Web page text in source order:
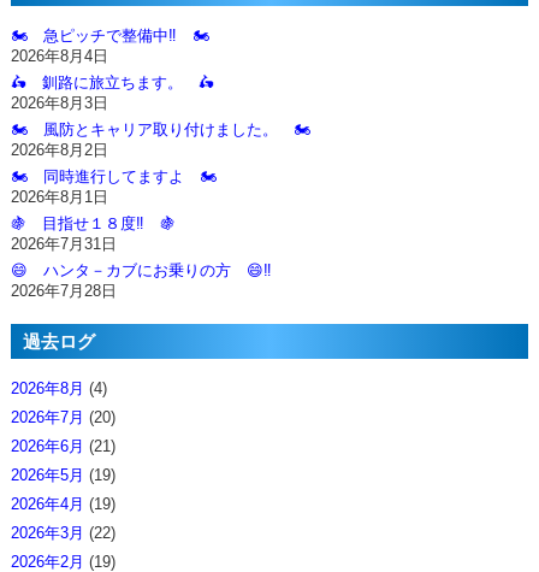
🏍️ 急ピッチで整備中‼️ 🏍️
2026年8月4日
🛵 釧路に旅立ちます。 🛵
2026年8月3日
🏍️ 風防とキャリア取り付けました。 🏍️
2026年8月2日
🏍️ 同時進行してますよ 🏍️
2026年8月1日
🍇 目指せ１８度‼️ 🍇
2026年7月31日
😄 ハンタ－カブにお乗りの方 😄‼️
2026年7月28日
過去ログ
2026年8月 (4)
2026年7月 (20)
2026年6月 (21)
2026年5月 (19)
2026年4月 (19)
2026年3月 (22)
2026年2月 (19)